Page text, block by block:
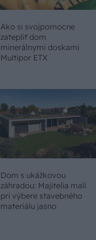
Ako si svojpomocne
zatepliť dom
minerálnymi doskami
Multipor ETX
Dom s ukážkovou
záhradou: Majitelia mali
pri výbere stavebného
materiálu jasno